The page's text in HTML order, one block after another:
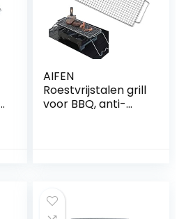
AIFEN
Roestvrijstalen grill
voor BBQ, anti-
mountain, roker